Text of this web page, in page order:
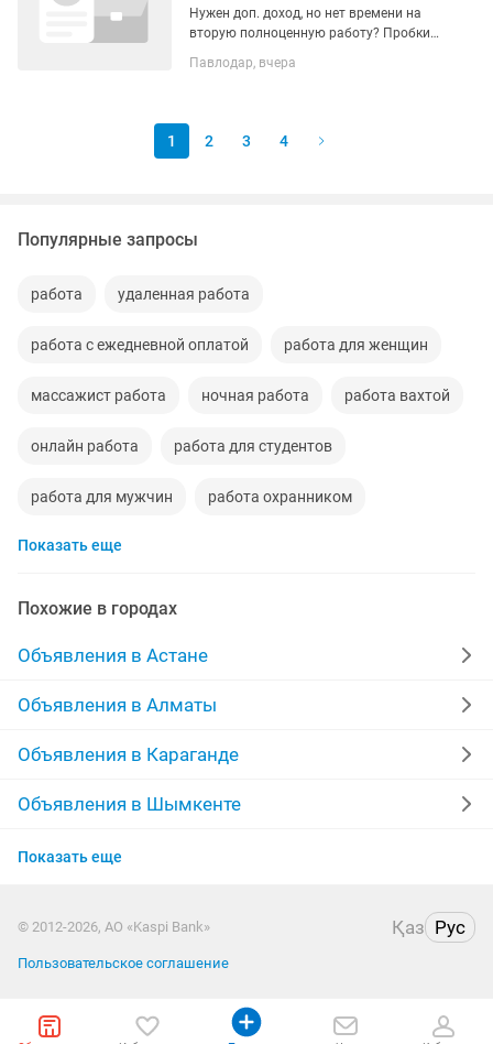
Нужен доп. доход, но нет времени на
вторую полноценную работу? Пробки,
жестким графиком почти невозможно.
Павлодар, вчера
1 2 3 4
Популярные запросы
работа удаленная работа
работа с ежедневной оплатой работа для женщин
массажист работа ночная работа работа вахтой
онлайн работа работа для студентов
работа для мужчин работа охранником
требуется работа
ежедневная оплата работа
работа от 1 работа няни
удаленная работа на дому
работа бухгалтера курсовая работа
работа на ночную смену
Показать еще
Похожие в городах
Объявления в Астане
Объявления в Алматы
Объявления в Караганде
Объявления в Шымкенте
Объявления в Усть-Каменогорске
Объявления в Актау
Показать еще
© 2012-2026, АО «Kaspi Bank» Қаз Рус
Пользовательское соглашение